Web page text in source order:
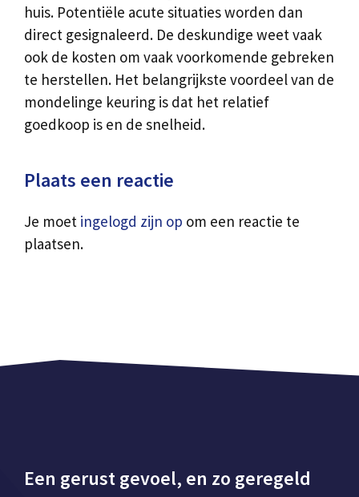
huis. Potentiële acute situaties worden dan
direct gesignaleerd. De deskundige weet vaak
ook de kosten om vaak voorkomende gebreken
te herstellen. Het belangrijkste voordeel van de
mondelinge keuring is dat het relatief
goedkoop is en de snelheid.
Plaats een reactie
Je moet ingelogd zijn op om een reactie te
plaatsen.
Een gerust gevoel, en zo geregeld